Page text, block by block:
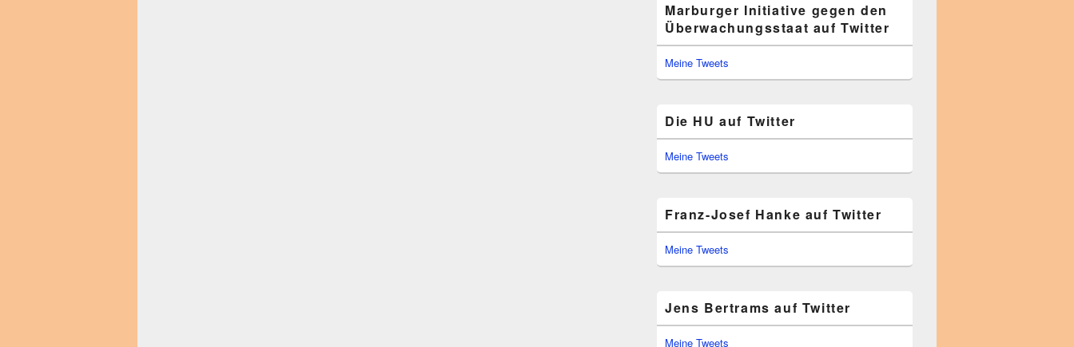
Marburger Initiative gegen den
Überwachungsstaat auf Twitter
Meine Tweets
Die HU auf Twitter
Meine Tweets
Franz-Josef Hanke auf Twitter
Meine Tweets
Jens Bertrams auf Twitter
Meine Tweets